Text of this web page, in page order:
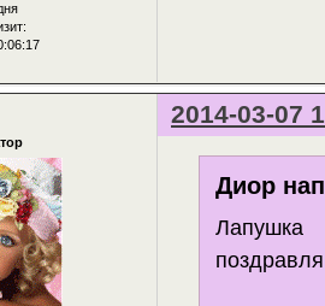
2014-03-07
Диор
Лапушка